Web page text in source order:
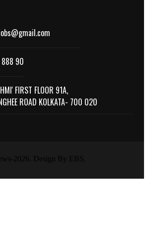
90
FIRST FLOOR 91A,
ROAD KOLKATA- 700 020
2026. Design By EBS.